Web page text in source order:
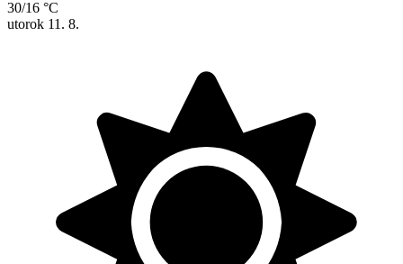
30/16 °C
utorok 11. 8.